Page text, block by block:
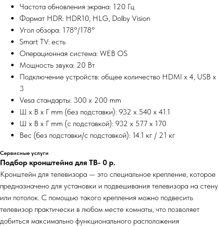
Частота обновления экрана: 120 Гц
Формат HDR: HDR10, HLG, Dolby Vision
Угол обзора: 178°/178°
Smart TV: есть
Операционная система: WEB OS
Мощность звука: 20 Вт
Подключение устройств: общее количество HDMI x 4, USB x
3
Vesa стандарты: 300 x 200 mm
Ш x В x Г mm (без подставки): 932 x 540 x 41.1
Ш x В x Г mm (с подставкой): 932 x 577 x 170
Вес (без подставки/с подставкой): 14.1 кг / 21 кг
Сервисные услуги
Подбор кронштейна для ТВ- 0 р.
Кронштейн для телевизора — это специальное крепление, которое
предназначено для установки и подвешивания телевизора на стену
или потолок. С помощью такого крепления можно подвесить
телевизор практически в любом месте комнаты, что позволяет
добиться максимально функционального расположения